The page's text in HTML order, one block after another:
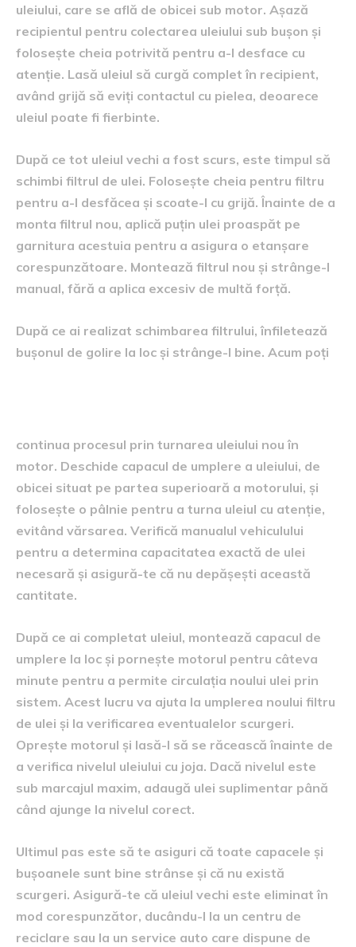
uleiului, care se află de obicei sub motor. Așază
recipientul pentru colectarea uleiului sub bușon și
folosește cheia potrivită pentru a-l desface cu
atenție. Lasă uleiul să curgă complet în recipient,
având grijă să eviți contactul cu pielea, deoarece
uleiul poate fi fierbinte.
După ce tot uleiul vechi a fost scurs, este timpul să
schimbi filtrul de ulei. Folosește cheia pentru filtru
pentru a-l desfăcea și scoate-l cu grijă. Înainte de a
monta filtrul nou, aplică puțin ulei proaspăt pe
garnitura acestuia pentru a asigura o etanșare
corespunzătoare. Montează filtrul nou și strânge-l
manual, fără a aplica excesiv de multă forță.
După ce ai realizat schimbarea filtrului, înfiletează
bușonul de golire la loc și strânge-l bine. Acum poți
continua procesul prin turnarea uleiului nou în
motor. Deschide capacul de umplere a uleiului, de
obicei situat pe partea superioară a motorului, și
folosește o pâlnie pentru a turna uleiul cu atenție,
evitând vărsarea. Verifică manualul vehiculului
pentru a determina capacitatea exactă de ulei
necesară și asigură-te că nu depășești această
cantitate.
După ce ai completat uleiul, montează capacul de
umplere la loc și pornește motorul pentru câteva
minute pentru a permite circulația noului ulei prin
sistem. Acest lucru va ajuta la umplerea noului filtru
de ulei și la verificarea eventualelor scurgeri.
Oprește motorul și lasă-l să se răcească înainte de
a verifica nivelul uleiului cu joja. Dacă nivelul este
sub marcajul maxim, adaugă ulei suplimentar până
când ajunge la nivelul corect.
Ultimul pas este să te asiguri că toate capacele și
bușoanele sunt bine strânse și că nu există
scurgeri. Asigură-te că uleiul vechi este eliminat în
mod corespunzător, ducându-l la un centru de
reciclare sau la un service auto care dispune de